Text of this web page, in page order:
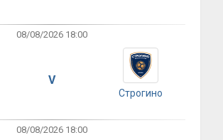
08/08/2026 18:00
V
Строгино
08/08/2026 18:00